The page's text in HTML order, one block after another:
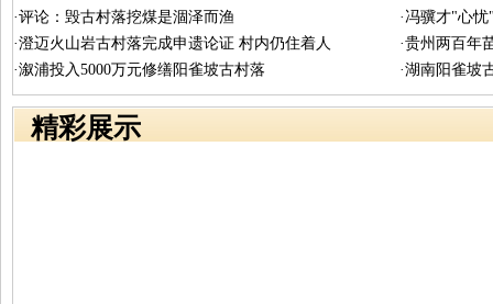
·评论：毁古村落挖煤是涸泽而渔
·冯骥才"心
·澄迈火山岩古村落完成申遗论证 村内仍住着人
·贵州两百年
·溆浦投入5000万元修缮阳雀坡古村落
·湖南阳雀坡
精彩展示